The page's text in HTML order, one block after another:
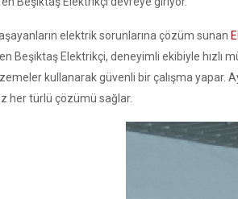
elektrik sorunlarına çözüm sunan
Beşiktaş Elektrikçi, deneyimli ekibiyle hızlı
kullanarak güvenli bir çalışma yapar.
her türlü çözümü sağlar.